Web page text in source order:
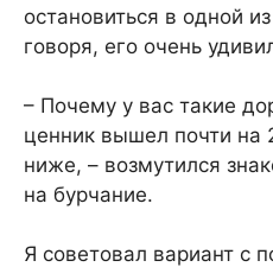
остановиться в одной
говоря, его очень
– Почему у вас такие
цен­ник вышел почти на
ниже, – возмутился
на бурчание.
Я советовал вариант с